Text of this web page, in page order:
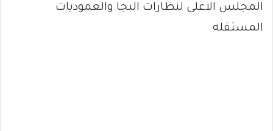
المجلس الاعلى لنظارات البجا والعموديات
المستقله